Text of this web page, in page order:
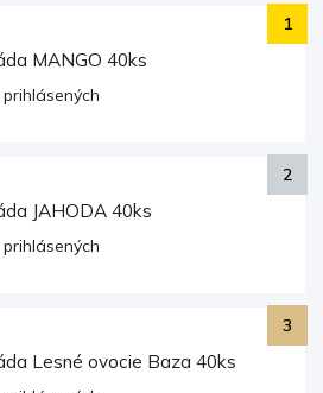
MANGO 40ks
JAHODA 40ks
Lesné ovocie Baza 40ks